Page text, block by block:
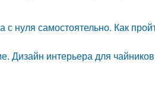
с нуля самостоятельно. Как
Дизайн интерьера для чайников